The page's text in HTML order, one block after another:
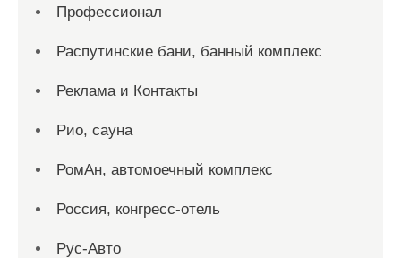
Профессионал
Распутинские бани, банный комплекс
Реклама и Контакты
Рио, сауна
РомАн, автомоечный комплекс
Россия, конгресс-отель
Рус-Авто